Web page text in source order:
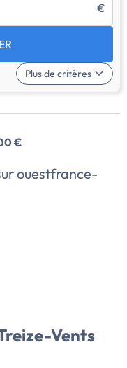
€
Plus de critères
€
ouestfrance-
Vents